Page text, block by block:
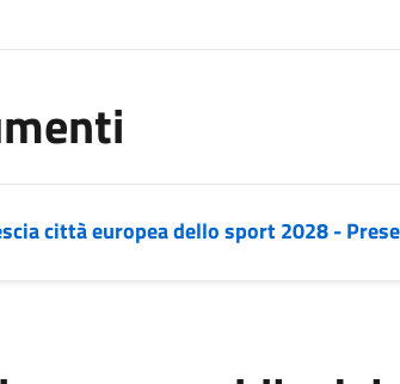
città europea dello sport 2028 -